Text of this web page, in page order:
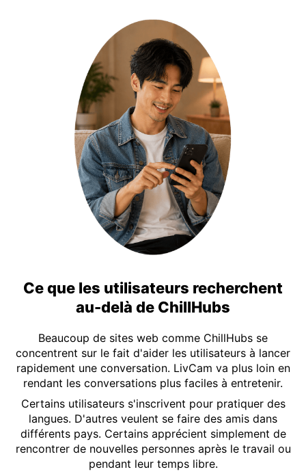
Ce que les utilisateurs recherchent
au-delà de ChillHubs
Beaucoup de sites web comme ChillHubs se
concentrent sur le fait d'aider les utilisateurs à lancer
rapidement une conversation. LivCam va plus loin en
rendant les conversations plus faciles à entretenir.
Certains utilisateurs s'inscrivent pour pratiquer des
langues. D'autres veulent se faire des amis dans
différents pays. Certains apprécient simplement de
rencontrer de nouvelles personnes après le travail ou
pendant leur temps libre.